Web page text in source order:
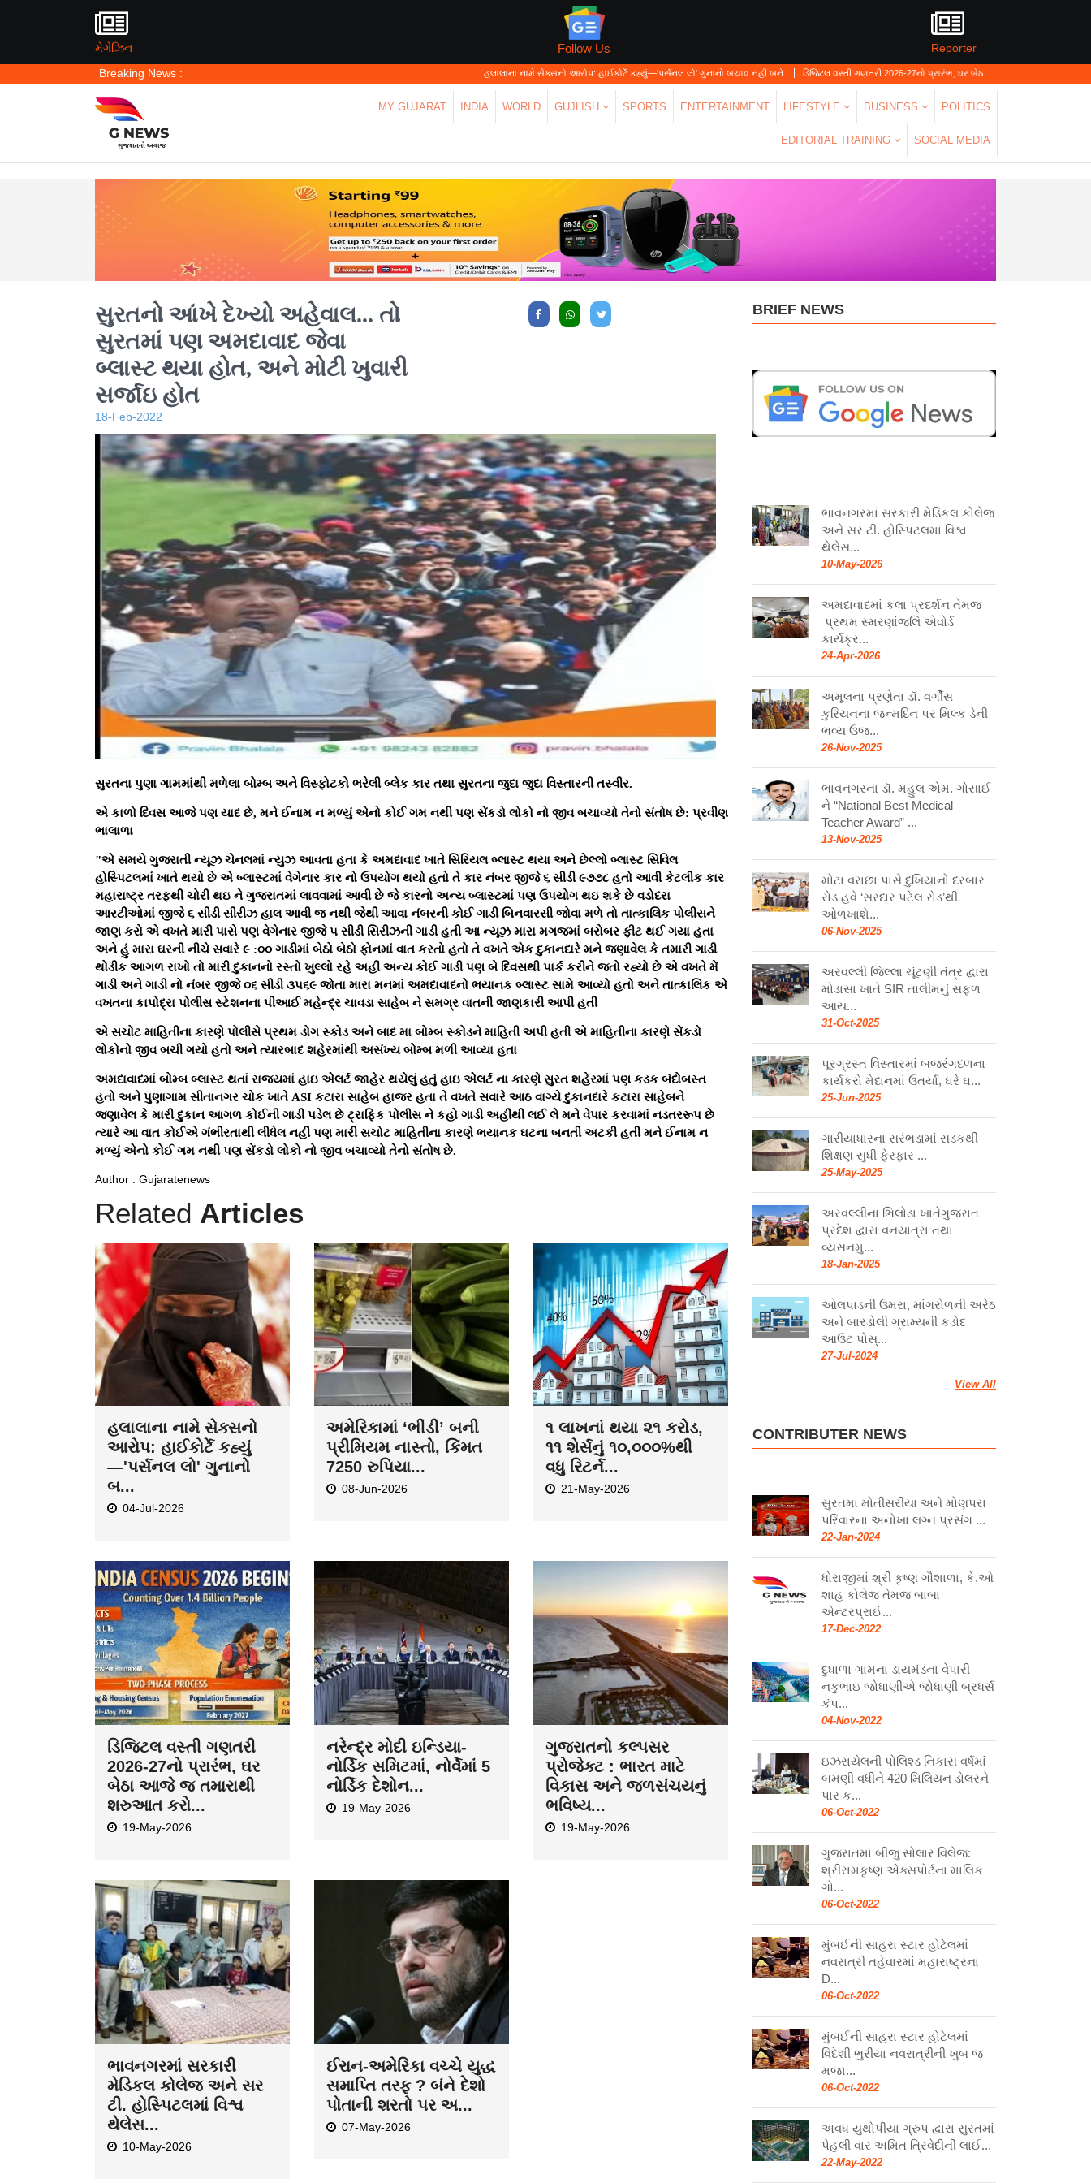
મેગેઝિન Follow Us
Reporter
Breaking News :
હલાલાના નામે સેક્સનો આરોપ: હાઈકોર્ટે કહ્યું—'પર્સનલ લો' ગુનાનો બચાવ નહીં બને ડિજિટલ વસ્તી ગણતરી 2026-27નો પ્રારંભ, ઘર બેઠા આજે જ તમારાથી શરુઆત કરો
MY GUJARAT INDIA WORLD GUJLISH SPORTS ENTERTAINMENT LIFESTYLE BUSINESS POLITICS
EDITORIAL TRAINING SOCIAL MEDIA
સુરતનો આંખે દેખ્યો અહેવાલ... તો
સુરતમાં પણ અમદાવાદ જેવા
બ્લાસ્ટ થયા હોત, અને મોટી ખુવારી
સર્જાઇ હોત
18-Feb-2022
સુરતના પુણા ગામમાંથી મળેલા બોમ્બ અને વિસ્ફોટકો ભરેલી બ્લેક કાર તથા સુરતના જુદા જુદા વિસ્તારની તસ્વીર.
એ કાળો દિવસ આજે પણ યાદ છે, મને ઈનામ ન મળ્યું એનો કોઈ ગમ નથી પણ સેંકડો લોકો નો જીવ બચાવ્યો તેનો સંતોષ છે: પ્રવીણ
ભાલાળા
"એ સમયે ગુજરાતી ન્યૂઝ ચેનલમાં ન્યુઝ આવતા હતા કે અમદાવાદ ખાતે સિરિયલ બ્લાસ્ટ થયા અને છેલ્લો બ્લાસ્ટ સિવિલ
હોસ્પિટલમાં ખાતે થયો છે એ બ્લાસ્ટમાં વેગેનાર કાર નો ઉપયોગ થયો હતો તે કાર નંબર જીજે ૬ સીડી ૯૭૭૮ હતો આવી કેટલીક કાર
મહારાષ્ટ્ર તરફથી ચોરી થઇ ને ગુજરાતમાં લાવવામાં આવી છે જે કારનો અન્ય બ્લાસ્ટમાં પણ ઉપયોગ થઇ શકે છે વડોદરા
આરટીઓમાં જીજે ૬ સીડી સીરીઝ હાલ આવી જ નથી જેથી આવા નંબરની કોઈ ગાડી બિનવારસી જોવા મળે તો તાત્કાલિક પોલીસને
જાણ કરો એ વખતે મારી પાસે પણ વેગેનાર જીજે ૫ સીડી સિરીઝની ગાડી હતી આ ન્યૂઝ મારા મગજમાં બરોબર ફીટ થઈ ગયા હતા
અને હું મારા ઘરની નીચે સવારે ૯ :૦૦ ગાડીમાં બેઠો બેઠો ફોનમાં વાત કરતો હતો તે વખતે એક દુકાનદારે મને જણાવેલ કે તમારી ગાડી
થોડીક આગળ રાખો તો મારી દુકાનનો રસ્તો ખુલ્લો રહે અહીં અન્ય કોઈ ગાડી પણ બે દિવસથી પાર્ક કરીને જતો રહ્યો છે એ વખતે મેં
ગાડી અને ગાડી નો નંબર જીજે ૦૬ સીડી ૩૫૬૯ જોતા મારા મનમાં અમદાવાદનો ભયાનક બ્લાસ્ટ સામે આવ્યો હતો અને તાત્કાલિક એ
વખતના કાપોદ્રા પોલીસ સ્ટેશનના પીઆઈ મહેન્દ્ર ચાવડા સાહેબ ને સમગ્ર વાતની જાણકારી આપી હતી
એ સચોટ માહિતીના કારણે પોલીસે પ્રથમ ડોગ સ્કોડ અને બાદ મા બોમ્બ સ્કોડને માહિતી અપી હતી એ માહિતીના કારણે સેંકડો
લોકોનો જીવ બચી ગયો હતો અને ત્યારબાદ શહેરમાંથી અસંખ્ય બોમ્બ મળી આવ્યા હતા
અમદાવાદમાં બોમ્બ બ્લાસ્ટ થતાં રાજ્યમાં હાઇ એલર્ટ જાહેર થયેલું હતું હાઇ એલર્ટ ના કારણે સુરત શહેરમાં પણ કડક બંદોબસ્ત
હતો અને પુણાગામ સીતાનગર ચોક ખાતે ASI કટારા સાહેબ હાજર હતા તે વખતે સવારે આઠ વાગ્યે દુકાનદારે કટારા સાહેબને
જણાવેલ કે મારી દુકાન આગળ કોઈની ગાડી પડેલ છે ટ્રાફિક પોલીસ ને કહો ગાડી અહીંથી લઈ લે મને વેપાર કરવામાં નડતરરૂપ છે
ત્યારે આ વાત કોઈએ ગંભીરતાથી લીધેલ નહીં પણ મારી સચોટ માહિતીના કારણે ભયાનક ઘટના બનતી અટકી હતી મને ઈનામ ન
મળ્યું એનો કોઈ ગમ નથી પણ સેંકડો લોકો નો જીવ બચાવ્યો તેનો સંતોષ છે.
Author : Gujaratenews
Related Articles
હલાલાના નામે સેક્સનો
આરોપ: હાઈકોર્ટે કહ્યું
—'પર્સનલ લો' ગુનાનો
બ...
04-Jul-2026
અમેરિકામાં ‘ભીંડી’ બની
પ્રીમિયમ નાસ્તો, કિંમત
7250 રુપિયા...
08-Jun-2026
૧ લાખનાં થયા ૨૧ કરોડ,
૧૧ શેર્સનું ૧૦,૦૦૦%થી
વધુ રિટર્ન...
21-May-2026
ડિજિટલ વસ્તી ગણતરી
2026-27નો પ્રારંભ, ઘર
બેઠા આજે જ તમારાથી
શરુઆત કરો...
19-May-2026
નરેન્દ્ર મોદી ઇન્ડિયા-
નોર્ડિક સમિટમાં, નોર્વેમાં 5
નોર્ડિક દેશોન...
19-May-2026
ગુજરાતનો કલ્પસર
પ્રોજેક્ટ : ભારત માટે
વિકાસ અને જળસંચયનું
ભવિષ્ય...
19-May-2026
ભાવનગરમાં સરકારી
મેડિકલ કોલેજ અને સર
ટી. હોસ્પિટલમાં વિશ્વ
થેલેસ...
10-May-2026
ઈરાન-અમેરિકા વચ્ચે યુદ્ધ
સમાપ્તિ તરફ ? બંને દેશો
પોતાની શરતો પર અ...
07-May-2026
BRIEF NEWS
ભાવનગરમાં સરકારી મેડિકલ કોલેજ
અને સર ટી. હોસ્પિટલમાં વિશ્વ
થેલેસ...
10-May-2026
અમદાવાદમાં કલા પ્રદર્શન તેમજ
પ્રથમ સ્મરણાંજલિ એવોર્ડ
કાર્યક્ર...
24-Apr-2026
અમૂલના પ્રણેતા ડૉ. વર્ગીસ
કુરિયનના જન્મદિન પર મિલ્ક ડેની
ભવ્ય ઉજ...
26-Nov-2025
ભાવનગરના ડૉ. મહુલ એમ. ગોસાઈ
ને “National Best Medical
Teacher Award” ...
13-Nov-2025
મોટા વરાછા પાસે દુખિયાનો દરબાર
રોડ હવે ‘સરદાર પટેલ રોડ’થી
ઓળખાશે...
06-Nov-2025
અરવલ્લી જિલ્લા ચૂંટણી તંત્ર દ્વારા
મોડાસા ખાતે SIR તાલીમનું સફળ
આય...
31-Oct-2025
પૂરગ્રસ્ત વિસ્તારમાં બજરંગદળના
કાર્યકરો મેદાનમાં ઉતર્યા, ઘરે ઘ...
25-Jun-2025
ગારીયાધારના સરંભડામાં સડકથી
શિક્ષણ સુધી ફેરફાર ...
25-May-2025
અરવલ્લીના ભિલોડા ખાતેગુજરાત
પ્રદેશ દ્વારા વનયાત્રા તથા
વ્યસનમુ...
18-Jan-2025
ઓલપાડની ઉમરા, માંગરોળની અરેઠ
અને બારડોલી ગ્રામ્યની કડોદ
આઉટ પોસ્...
27-Jul-2024
View All
CONTRIBUTER NEWS
સુરતમા મોતીસરીયા અને મોણપરા
પરિવારના અનોખા લગ્ન પ્રસંગ ...
22-Jan-2024
ધોરાજીમાં શ્રી કૃષ્ણ ગૌશાળા, કે.ઓ
શાહ કોલેજ તેમજ બાબા
એન્ટરપ્રાઈ...
17-Dec-2022
દુધાળા ગામના ડાયમંડના વેપારી
નકુભાઇ જોધાણીએ જોધાણી બ્રધર્સ
કંપ...
04-Nov-2022
ઇઝરાયેલની પોલિશ્ડ નિકાસ વર્ષમાં
બમણી વધીને 420 મિલિયન ડોલરને
પાર ક...
06-Oct-2022
ગુજરાતમાં બીજું સોલાર વિલેજ:
શ્રીરામકૃષ્ણ એક્સપોર્ટના માલિક
ગો...
06-Oct-2022
મુંબઈની સાહરા સ્ટાર હોટેલમાં
નવરાત્રી તહેવારમાં મહારાષ્ટ્રના
D...
06-Oct-2022
મુંબઈની સાહરા સ્ટાર હોટેલમાં
વિદેશી ભુરીયા નવરાત્રીની ખુબ જ
મજા...
06-Oct-2022
અવધ યુથોપીયા ગ્રુપ દ્વારા સુરતમાં
પેહલી વાર અમિત ત્રિવેદીની લાઈ...
22-May-2022